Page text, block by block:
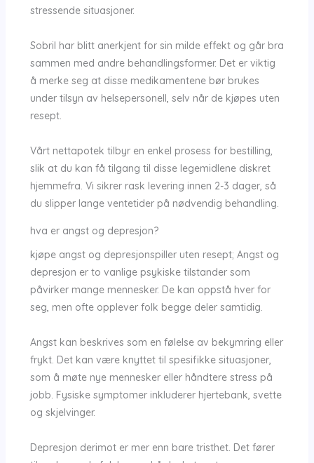
stressende situasjoner.
Sobril har blitt anerkjent for sin milde effekt og går bra
sammen med andre behandlingsformer. Det er viktig
å merke seg at disse medikamentene bør brukes
under tilsyn av helsepersonell, selv når de kjøpes uten
resept.
Vårt nettapotek tilbyr en enkel prosess for bestilling,
slik at du kan få tilgang til disse legemidlene diskret
hjemmefra. Vi sikrer rask levering innen 2-3 dager, så
du slipper lange ventetider på nødvendig behandling.
hva er angst og depresjon?
kjøpe angst og depresjonspiller uten resept; Angst og
depresjon er to vanlige psykiske tilstander som
påvirker mange mennesker. De kan oppstå hver for
seg, men ofte opplever folk begge deler samtidig.
Angst kan beskrives som en følelse av bekymring eller
frykt. Det kan være knyttet til spesifikke situasjoner,
som å møte nye mennesker eller håndtere stress på
jobb. Fysiske symptomer inkluderer hjertebank, svette
og skjelvinger.
Depresjon derimot er mer enn bare tristhet. Det fører